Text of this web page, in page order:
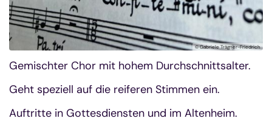
© Gabriele Trägner-Friedrich
Gemischter Chor mit hohem Durchschnittsalter.
Geht speziell auf die reiferen Stimmen ein.
Auftritte in Gottesdiensten und im Altenheim.